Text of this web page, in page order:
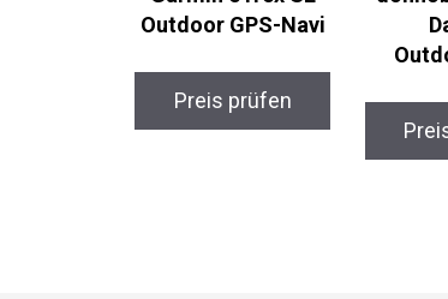
Outdoor GPS-Navi
Preis prüfen